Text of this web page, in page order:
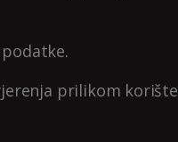
prilikom